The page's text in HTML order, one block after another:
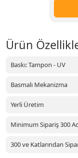
Ürün
Baskı: Tampon - UV
Basmalı Mekanizma
Yerli Üretim
Minimum Sipariş 300
300 ve Katlarından